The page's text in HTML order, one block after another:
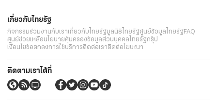
เกี่ยวกับไทยรัฐ
กิจกรรมร่วมงานกับเราเกี่ยวกับไทยรัฐมูลนิธิไทยรัฐศูนย์ข้อมูลไทยรัฐFAQ
ศูนย์ช่วยเหลือนโยบายคุ้มครองข้อมูลส่วนบุคคลไทยรัฐกรุ๊ป
เงื่อนไขข้อตกลงการใช้บริการติดต่อเราติดต่อโฆษณา
ติดตามเราได้ที่